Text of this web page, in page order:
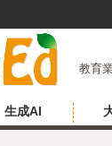
教育
生成AI